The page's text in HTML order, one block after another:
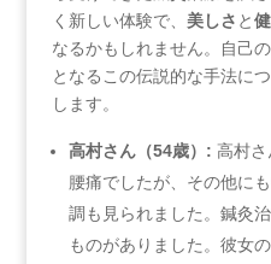
く新しい体験で、 美しさ と
なるかもしれません。自己
となるこの伝説的な手法に
します。
高村さん（54歳）: 高村さ
腰痛でしたが、その他に
調も見られました。鍼灸
ものがありました。彼女